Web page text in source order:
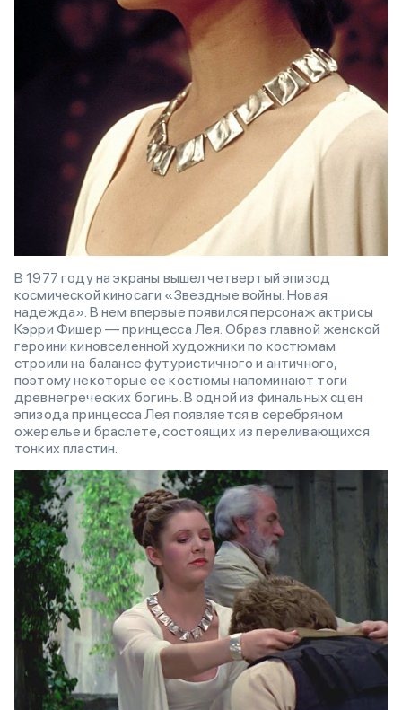
В 1977 году на экраны вышел четвертый эпизод
космической киносаги «Звездные войны: Новая
надежда». В нем впервые появился персонаж актрисы
Кэрри Фишер — принцесса Лея. Образ главной женской
героини киновселенной художники по костюмам
строили на балансе футуристичного и античного,
поэтому некоторые ее костюмы напоминают тоги
древнегреческих богинь. В одной из финальных сцен
эпизода принцесса Лея появляется в серебряном
ожерелье и браслете, состоящих из переливающихся
тонких пластин.